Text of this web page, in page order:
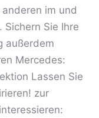
im und
Sie Ihre
außerdem
Mercedes:
Lassen Sie
zur